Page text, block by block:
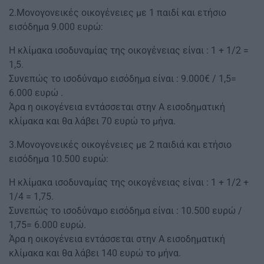
2.Μονογονεικές οικογένειες με 1 παιδί και ετήσιο
εισόδημα 9.000 ευρώ:
Η κλίμακα ισοδυναμίας της οικογένειας είναι : 1 + 1/2 =
1,5.
Συνεπώς το ισοδύναμο εισόδημα είναι : 9.000€ / 1,5=
6.000 ευρώ .
Άρα η οικογένεια εντάσσεται στην Α εισοδηματική
κλίμακα και θα λάβει 70 ευρώ το μήνα.
3.Μονογονεικές οικογένειες με 2 παιδιά και ετήσιο
εισόδημα 10.500 ευρώ:
Η κλίμακα ισοδυναμίας της οικογένειας είναι : 1 + 1/2 +
1/4 = 1,75.
Συνεπώς το ισοδύναμο εισόδημα είναι : 10.500 ευρώ /
1,75= 6.000 ευρώ.
Άρα η οικογένεια εντάσσεται στην Α εισοδηματική
κλίμακα και θα λάβει 140 ευρώ το μήνα.